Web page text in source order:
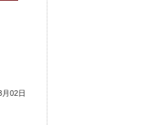
02日